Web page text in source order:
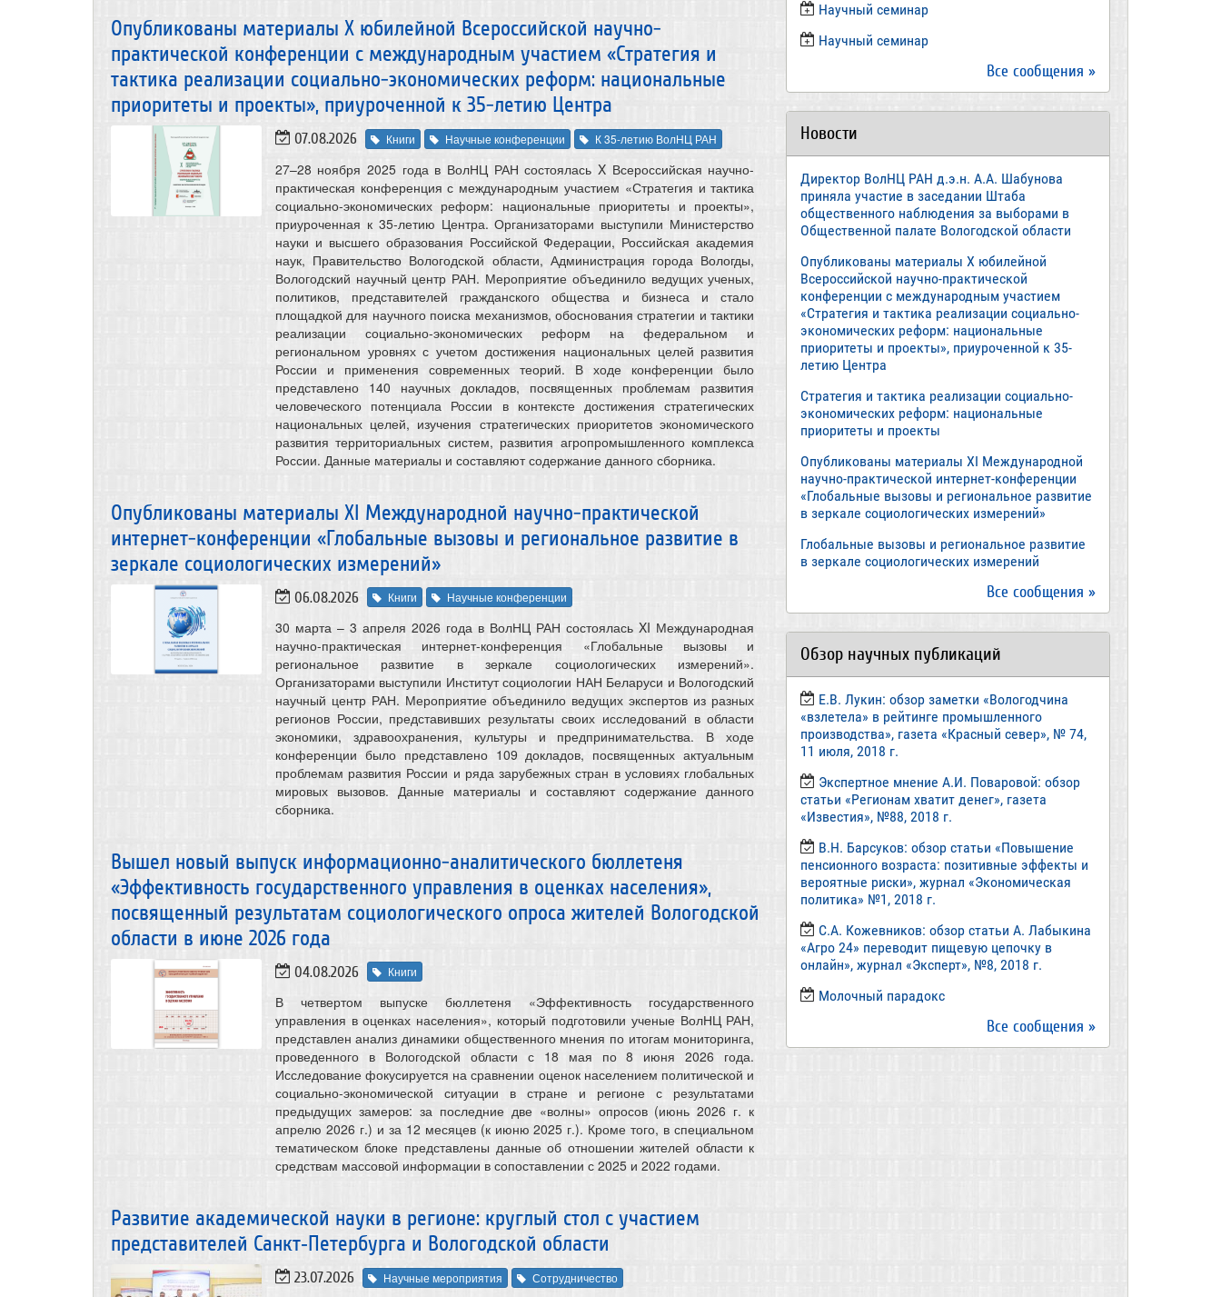
Опубликованы материалы X юбилейной Всероссийской научно-
практической конференции с международным участием «Стратегия и
тактика реализации социально-экономических реформ: национальные
приоритеты и проекты», приуроченной к 35-летию Центра
07.08.2026 Книги Научные конференции К 35-летию ВолНЦ РАН
27–28 ноября 2025 года в ВолНЦ РАН состоялась X Всероссийская научно-
практическая конференция с международным участием «Стратегия и тактика
социально-экономических реформ: национальные приоритеты и проекты»,
приуроченная к 35-летию Центра. Организаторами выступили Министерство
науки и высшего образования Российской Федерации, Российская академия
наук, Правительство Вологодской области, Администрация города Вологды,
Вологодский научный центр РАН. Мероприятие объединило ведущих ученых,
политиков, представителей гражданского общества и бизнеса и стало
площадкой для научного поиска механизмов, обоснования стратегии и тактики
реализации социально-экономических реформ на федеральном и
региональном уровнях с учетом достижения национальных целей развития
России и применения современных теорий. В ходе конференции было
представлено 140 научных докладов, посвященных проблемам развития
человеческого потенциала России в контексте достижения стратегических
национальных целей, изучения стратегических приоритетов экономического
развития территориальных систем, развития агропромышленного комплекса
России. Данные материалы и составляют содержание данного сборника.
Опубликованы материалы XI Международной научно-практической
интернет-конференции «Глобальные вызовы и региональное развитие в
зеркале социологических измерений»
06.08.2026 Книги Научные конференции
30 марта – 3 апреля 2026 года в ВолНЦ РАН состоялась XI Международная
научно-практическая интернет-конференция «Глобальные вызовы и
региональное развитие в зеркале социологических измерений».
Организаторами выступили Институт социологии НАН Беларуси и Вологодский
научный центр РАН. Мероприятие объединило ведущих экспертов из разных
регионов России, представивших результаты своих исследований в области
экономики, здравоохранения, культуры и предпринимательства. В ходе
конференции было представлено 109 докладов, посвященных актуальным
проблемам развития России и ряда зарубежных стран в условиях глобальных
мировых вызовов. Данные материалы и составляют содержание данного
сборника.
Вышел новый выпуск информационно-аналитического бюллетеня
«Эффективность государственного управления в оценках населения»,
посвященный результатам социологического опроса жителей Вологодской
области в июне 2026 года
04.08.2026 Книги
В четвертом выпуске бюллетеня «Эффективность государственного
управления в оценках населения», который подготовили ученые ВолНЦ РАН,
представлен анализ динамики общественного мнения по итогам мониторинга,
проведенного в Вологодской области с 18 мая по 8 июня 2026 года.
Исследование фокусируется на сравнении оценок населением политической и
социально-экономической ситуации в стране и регионе с результатами
предыдущих замеров: за последние две «волны» опросов (июнь 2026 г. к
апрелю 2026 г.) и за 12 месяцев (к июню 2025 г.). Кроме того, в специальном
тематическом блоке представлены данные об отношении жителей области к
средствам массовой информации в сопоставлении с 2025 и 2022 годами.
Развитие академической науки в регионе: круглый стол с участием
представителей Санкт‑Петербурга и Вологодской области
23.07.2026 Научные мероприятия Сотрудничество
Научный семинар
​Научный семинар
Все сообщения »
Новости
Директор ВолНЦ РАН д.э.н. А.А. Шабунова
приняла участие в заседании Штаба
общественного наблюдения за выборами в
Общественной палате Вологодской области
Опубликованы материалы X юбилейной
Всероссийской научно-практической
конференции с международным участием
«Стратегия и тактика реализации социально-
экономических реформ: национальные
приоритеты и проекты», приуроченной к 35-
летию Центра
Стратегия и тактика реализации социально-
экономических реформ: национальные
приоритеты и проекты
Опубликованы материалы XI Международной
научно-практической интернет-конференции
«Глобальные вызовы и региональное развитие
в зеркале социологических измерений»
Глобальные вызовы и региональное развитие
в зеркале социологических измерений
Все сообщения »
Обзор научных публикаций
Е.В. Лукин: обзор заметки «Вологодчина
«взлетела» в рейтинге промышленного
производства», газета «Красный север», № 74,
11 июля, 2018 г.
Экспертное мнение А.И. Поваровой: обзор
статьи «Регионам хватит денег», газета
«Известия», №88, 2018 г.
В.Н. Барсуков: обзор статьи «Повышение
пенсионного возраста: позитивные эффекты и
вероятные риски», журнал «Экономическая
политика» №1, 2018 г.
С.А. Кожевников: обзор статьи А. Лабыкина
«Агро 24» переводит пищевую цепочку в
онлайн», журнал «Эксперт», №8, 2018 г.
Молочный парадокс
Все сообщения »